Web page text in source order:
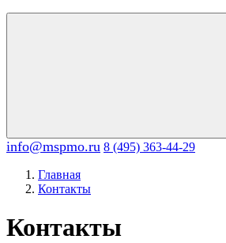
info@mspmo.ru 8 (495) 363-44-29
Главная
Контакты
Контакты